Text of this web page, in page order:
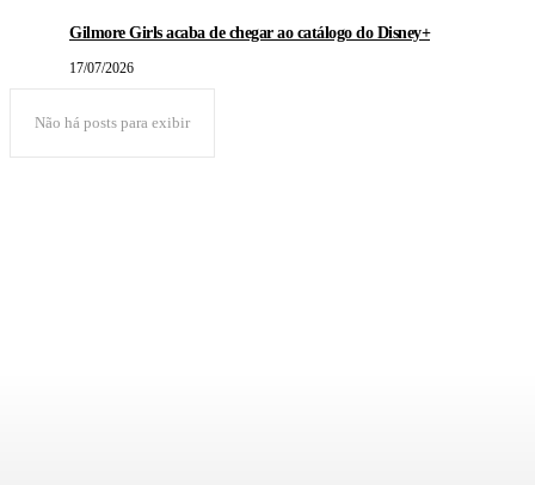
Gilmore Girls acaba de chegar ao catálogo do Disney+
17/07/2026
Não há posts para exibir